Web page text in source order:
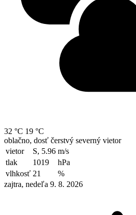
32 °C 19 °C
oblačno, dosť čerstvý severný vietor
vietor
S, 5.96 m/s
tlak
1019
hPa
vlhkosť 21
%
zajtra, nedeľa 9. 8. 2026